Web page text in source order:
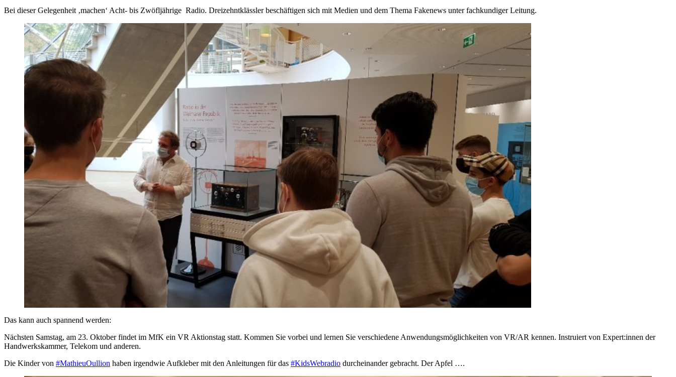
Bei dieser Gelegenheit ‚machen‘ Acht- bis Zwöfljährige Radio. Dreizehntklässler beschäftigen sich mit Medien und dem Thema Fakenews unter fachkundiger Leitung.
Das kann auch spannend werden:
Nächsten Samstag, am 23. Oktober findet im MfK ein VR Aktionstag statt. Kommen Sie vorbei und lernen Sie verschiedene Anwendungsmöglichkeiten von VR/AR kennen. Instruiert von Expert:innen der
Handwerkskammer, Telekom und anderen.
Die Kinder von #MathieuOullion haben irgendwie Aufkleber mit den Anleitungen für das #KidsWebradio durcheinander gebracht. Der Apfel ….